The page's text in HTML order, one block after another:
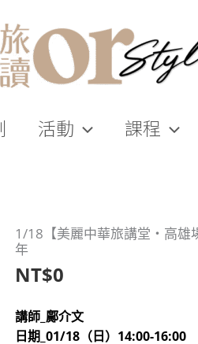
活動 課程
1/18【美麗中華旅講堂‧高雄
年
NT$0
講師_鄺介文
日期_01/18（日）14:00-16:00